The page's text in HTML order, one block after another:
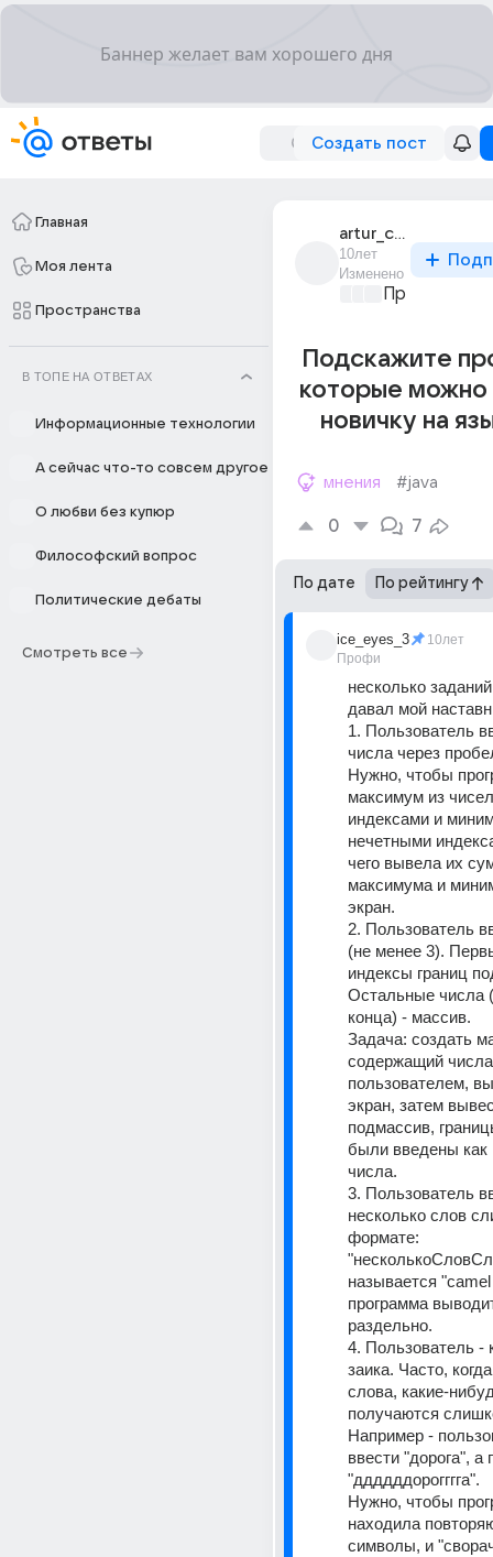
Создать пост
Главная
Моя лента
Пространства
В ТОПЕ НА ОТВЕТАХ
Информационные технологии
А сейчас что-то совсем другое
О любви без купюр
Философский вопрос
Политические дебаты
Смотреть все
artur_chaly_1
10лет
Изменено
Подскажите
которые можно
новичку на
мнения #java
0 7
По дате По рейтингу
ice_eyes_3
Профи
10лет
несколько
давал мой
1. Пользователь
числа через
Нужно, чтобы
максимум из
индексами и
нечетными
чего вывела их
максимума и
экран.
2. Пользователь
(не менее 3).
индексы границ
Остальные числа
конца) - массив.
Задача: создать
содержащий
пользователем,
экран, затем
подмассив,
были введены как
числа.
3. Пользователь
несколько слов
формате:
называется
программа
раздельно.
4. Пользователь -
заика. Часто,
слова, какие-
получаются
Например -
ввести "дорога", а
"ддддддорогггга".
Нужно, чтобы
находила
символы, и